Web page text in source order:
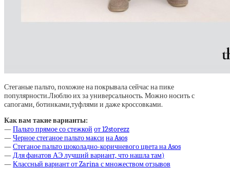
Стеганые пальто, похожие на покрывала сейчас на пике
популярности.Люблю их за универсальность. Можно носить с
сапогами, ботинками,туфлями и даже кроссовками.
Как вам такие варианты:
—Пальто прямое со стежкой от 12storezz
—Черное стеганое пальто макси на Asos
—Стеганое пальто шоколадно-коричневого цвета на Asos
—Для фанатов АЭ лучший вариант, что нашла там)
—Классный вариант от Zarina с множеством отзывов